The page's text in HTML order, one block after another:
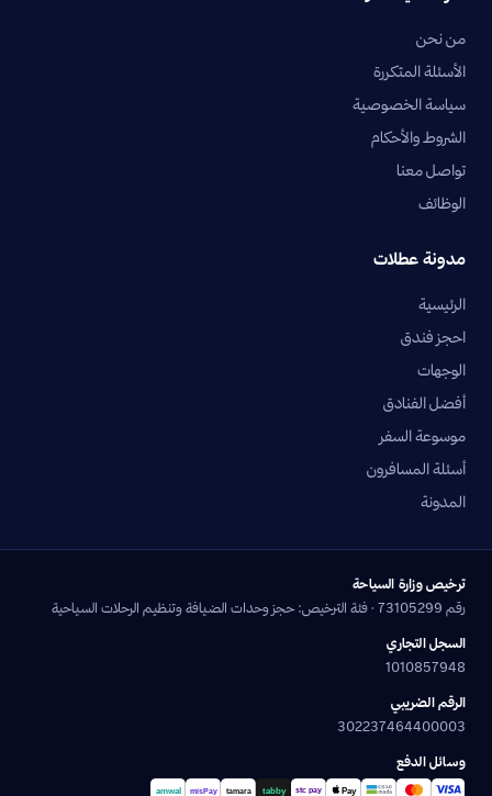
من نحن
الأسئلة المتكررة
سياسة الخصوصية
الشروط والأحكام
تواصل معنا
الوظائف
مدونة عطلات
الرئيسية
احجز فندق
الوجهات
أفضل الفنادق
موسوعة السفر
أسئلة المسافرون
المدونة
ترخيص وزارة السياحة
رقم 73105299 · فئة الترخيص: حجز وحدات الضيافة وتنظيم الرحلات السياحية
السجل التجاري
1010857948
الرقم الضريبي
302237464400003
وسائل الدفع